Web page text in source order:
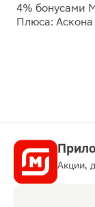
4% бонусами
Плюса: Аскона
Акции,